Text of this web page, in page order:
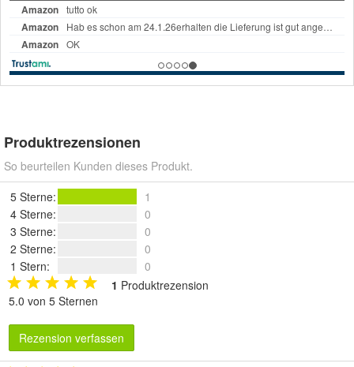
Produktrezensionen
So beurteilen Kunden dieses Produkt.
5 Sterne:
1
4 Sterne:
0
3 Sterne:
0
2 Sterne:
0
1 Stern:
0
1 Produktrezension
5.0 von 5 Sternen
Rezension verfassen